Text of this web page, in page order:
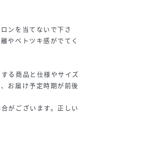
ンを当てないで下さ
やベトツキ感がでてく
る商品と仕様やサイズ
お届け予定時期が前後
がございます。正しい